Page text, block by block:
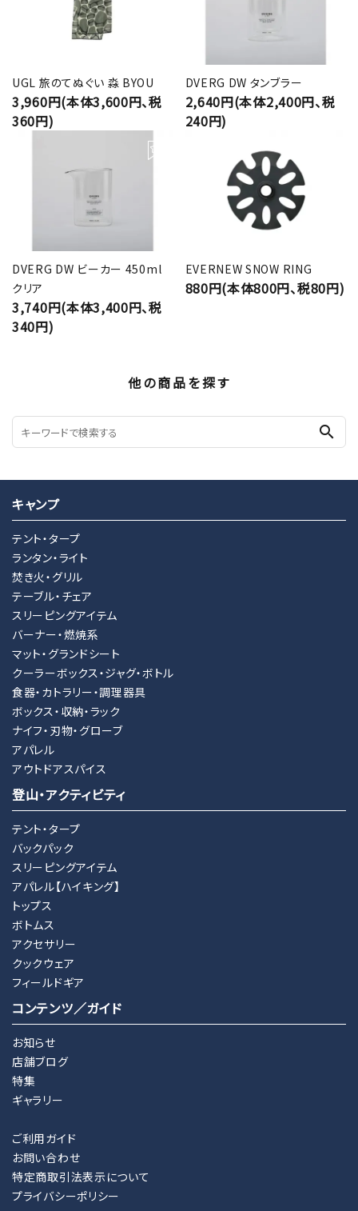
UGL 旅のてぬぐい 淼 BYOU
3,960円(本体3,600円、税
360円)
DVERG DW タンブラー
2,640円(本体2,400円、税
240円)
DVERG DW ビーカー 450ml
クリア
3,740円(本体3,400円、税
340円)
EVERNEW SNOW RING
880円(本体800円、税80円)
他の商品を探す
search
キャンプ
テント・タープ
ランタン・ライト
焚き火・グリル
テーブル・チェア
スリーピングアイテム
バーナー・燃焼系
マット・グランドシート
クーラーボックス・ジャグ・ボトル
食器・カトラリー・調理器具
ボックス・収納・ラック
ナイフ・刃物・グローブ
アパレル
アウトドアスパイス
登山・アクティビティ
テント・タープ
バックパック
スリーピングアイテム
アパレル【ハイキング】
トップス
ボトムス
アクセサリー
クックウェア
フィールドギア
コンテンツ／ガイド
お知らせ
店舗ブログ
特集
ギャラリー
ご利用ガイド
お問い合わせ
特定商取引法表示について
プライバシーポリシー